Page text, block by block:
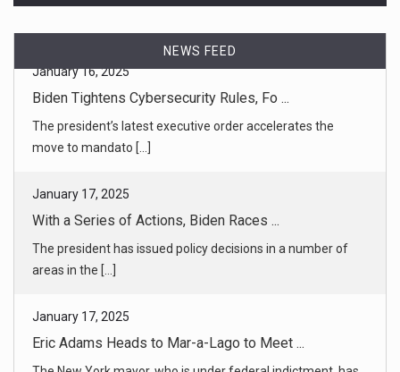
NEWS FEED
January 17, 2025
With a Series of Actions, Biden Races ...
The president has issued policy decisions in a number of
January 17, 2025
Eric Adams Heads to Mar-a-Lago to Meet ...
The New York mayor, who is under federal indictment, has
January 17, 2025
Nancy Pelosi Is Skipping Trump’s Inaug ...